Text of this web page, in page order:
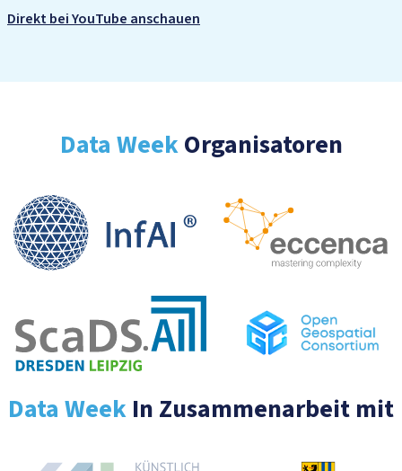
Direkt bei YouTube anschauen
Data WeekOrganisatoren
Data Week In Zusammenarbeit mit